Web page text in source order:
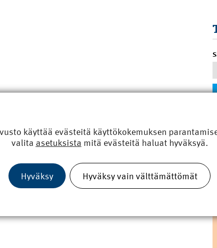
käyttää evästeitä käyttökokemuksen
valita asetuksista mitä evästeitä haluat hyväksyä.
Hyväksy Hyväksy vain välttämättömät